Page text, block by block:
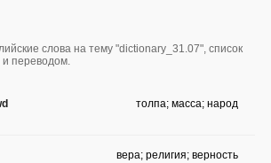
слова на тему "dictionary_31.07", список
и переводом.
толпа; масса; народ
вера; религия; верность